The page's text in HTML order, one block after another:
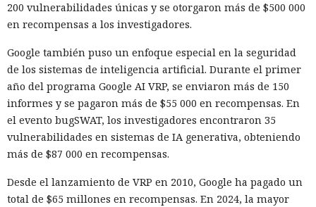
200 vulnerabilidades únicas y se otorgaron más de $500 000
en recompensas a los investigadores.
Google también puso un enfoque especial en la seguridad
de los sistemas de inteligencia artificial. Durante el primer
año del programa Google AI VRP, se enviaron más de 150
informes y se pagaron más de $55 000 en recompensas. En
el evento bugSWAT, los investigadores encontraron 35
vulnerabilidades en sistemas de IA generativa, obteniendo
más de $87 000 en recompensas.
Desde el lanzamiento de VRP en 2010, Google ha pagado un
total de $65 millones en recompensas. En 2024, la mayor